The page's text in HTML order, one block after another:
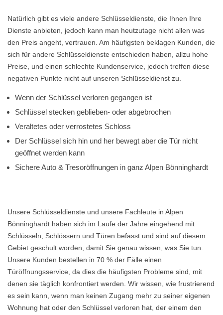
Natürlich gibt es viele andere Schlüsseldienste, die Ihnen Ihre
Dienste anbieten, jedoch kann man heutzutage nicht allen was
den Preis angeht, vertrauen. Am häufigsten beklagen Kunden, die
sich für andere Schlüsseldienste entschieden haben, allzu hohe
Preise, und einen schlechte Kundenservice, jedoch treffen diese
negativen Punkte nicht auf unseren Schlüsseldienst zu.
Wenn der Schlüssel verloren gegangen ist
Schlüssel stecken geblieben- oder abgebrochen
Veraltetes oder verrostetes Schloss
Der Schlüssel sich hin und her bewegt aber die Tür nicht
geöffnet werden kann
Sichere Auto & Tresoröffnungen in ganz Alpen Bönninghardt
Unsere Schlüsseldienste und unsere Fachleute in Alpen
Bönninghardt haben sich im Laufe der Jahre eingehend mit
Schlüsseln, Schlössern und Türen befasst und sind auf diesem
Gebiet geschult worden, damit Sie genau wissen, was Sie tun.
Unsere Kunden bestellen in 70 % der Fälle einen
Türöffnungsservice, da dies die häufigsten Probleme sind, mit
denen sie täglich konfrontiert werden. Wir wissen, wie frustrierend
es sein kann, wenn man keinen Zugang mehr zu seiner eigenen
Wohnung hat oder den Schlüssel verloren hat, der einem den